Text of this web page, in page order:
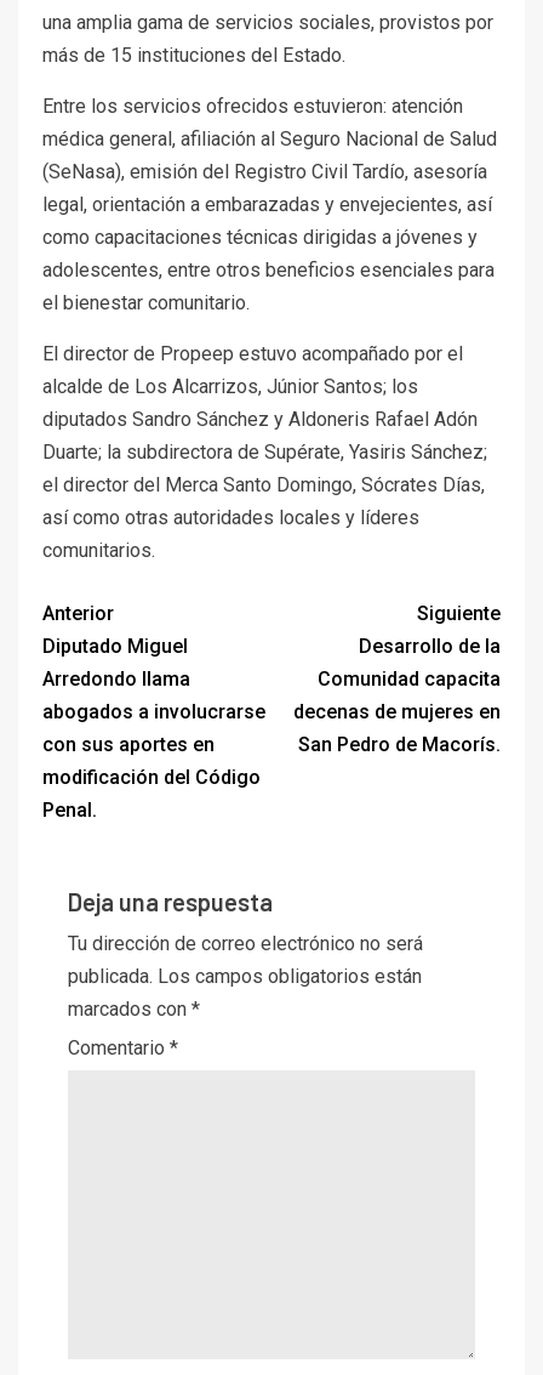
una amplia gama de servicios sociales, provistos por
más de 15 instituciones del Estado.
Entre los servicios ofrecidos estuvieron: atención
médica general, afiliación al Seguro Nacional de Salud
(SeNasa), emisión del Registro Civil Tardío, asesoría
legal, orientación a embarazadas y envejecientes, así
como capacitaciones técnicas dirigidas a jóvenes y
adolescentes, entre otros beneficios esenciales para
el bienestar comunitario.
El director de Propeep estuvo acompañado por el
alcalde de Los Alcarrizos, Júnior Santos; los
diputados Sandro Sánchez y Aldoneris Rafael Adón
Duarte; la subdirectora de Supérate, Yasiris Sánchez;
el director del Merca Santo Domingo, Sócrates Días,
así como otras autoridades locales y líderes
comunitarios.
Anterior
Diputado Miguel
Arredondo llama
abogados a involucrarse
con sus aportes en
modificación del Código
Penal.
Siguiente
Desarrollo de la
Comunidad capacita
decenas de mujeres en
San Pedro de Macorís.
Deja una respuesta
Tu dirección de correo electrónico no será
publicada. Los campos obligatorios están
marcados con *
Comentario *